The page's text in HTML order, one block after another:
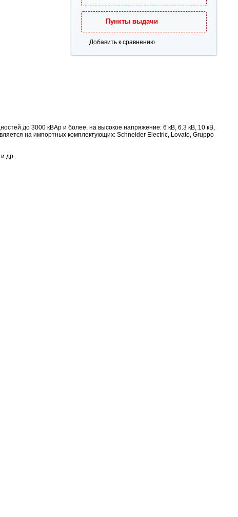
Пункты выдачи
Добавить к сравнению
до 3000 кВАр и более, на высокое напряжение: 6 кВ, 6.3 кВ, 10 кВ,
на импортных комплектующих: Schneider Electric, Lovato, Gruppo
др.